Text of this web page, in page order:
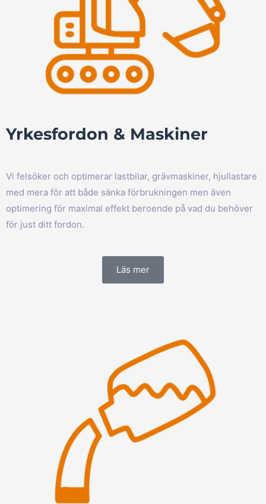
Yrkesfordon & Maskiner
Vi felsöker och optimerar lastbilar, grävmaskiner, hjullastare
med mera för att både sänka förbrukningen men även
optimering för maximal effekt beroende på vad du behöver
för just ditt fordon.
Läs mer